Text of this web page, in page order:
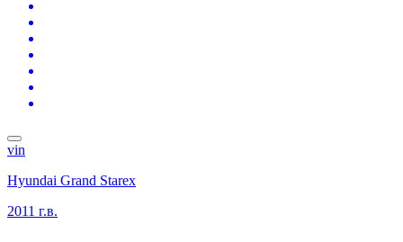
vin
Hyundai Grand Starex
2011 г.в.